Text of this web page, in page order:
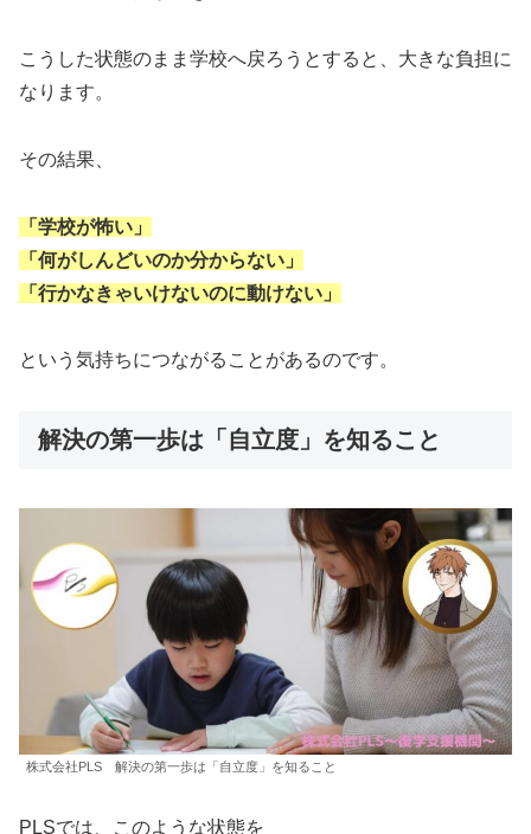
こうした状態のまま学校へ戻ろうとすると、大きな負担に
なります。
その結果、
「学校が怖い」
「何がしんどいのか分からない」
「行かなきゃいけないのに動けない」
という気持ちにつながることがあるのです。
解決の第一歩は「自立度」を知ること
株式会社PLS 解決の第一歩は「自立度」を知ること
PLSでは、このような状態を